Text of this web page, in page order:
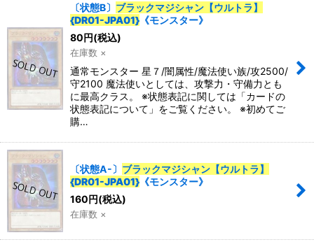
〔状態B〕 ブラックマジシャン【ウルトラ】
{DR01-JPA01} 《モンスター》
80円(税込)
在庫数 ×
通常モンスター 星７/闇属性/魔法使い族/攻2500/
守2100 魔法使いとしては、攻撃力・守備力とも
に最高クラス。 ※状態表記に関しては「カードの
状態表記について」をご覧ください。 ※初めてご
購…
〔状態A-〕 ブラックマジシャン【ウルトラ】
{DR01-JPA01} 《モンスター》
160円(税込)
在庫数 ×